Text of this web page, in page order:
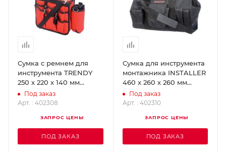
Cумка с ремнем для
инструмента TRENDY
250 х 220 х 140 мм
(Тренди)
ROTHENBERGER 402308
Под заказ
Арт. : 402308
ЗАПРОС ЦЕНЫ
ПОД ЗАКАЗ
Сумка для инструмента
монтажника INSTALLER
460 x 260 x 260 мм
(Инсталер)
ROTHENBERGER 402310
Под заказ
Арт. : 402310
ЗАПРОС ЦЕНЫ
ПОД ЗАКАЗ